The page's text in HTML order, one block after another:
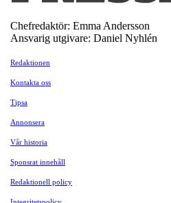
Chefredaktör: Emma Andersson
Ansvarig utgivare: Daniel Nyhlén
Redaktionen
Kontakta oss
Tipsa
Annonsera
Vår historia
Sponsrat innehåll
Redaktionell policy